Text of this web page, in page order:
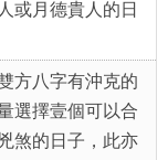
或月德貴人的日
方八字有沖克的
選擇壹個可以合
煞的日子，此亦